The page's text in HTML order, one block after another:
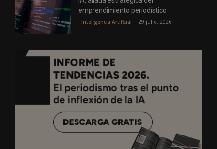
emprendimiento periodístico
Inteligencia Artificial 29 julio, 2026